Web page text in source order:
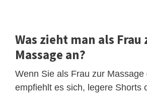
Was zieht man als Frau
Massage an?
Wenn Sie als Frau zur Massage
empfiehlt es sich, legere Shorts